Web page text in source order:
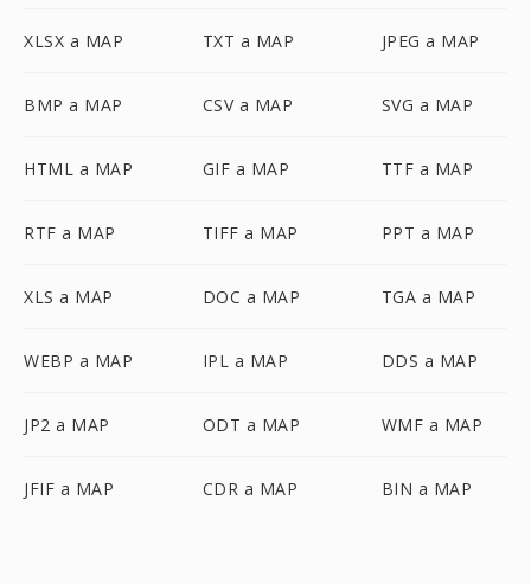
XLSX a MAP TXT a MAP JPEG a MAP
BMP a MAP CSV a MAP SVG a MAP
HTML a MAP GIF a MAP TTF a MAP
RTF a MAP TIFF a MAP PPT a MAP
XLS a MAP DOC a MAP TGA a MAP
WEBP a MAP IPL a MAP DDS a MAP
JP2 a MAP ODT a MAP WMF a MAP
JFIF a MAP CDR a MAP BIN a MAP